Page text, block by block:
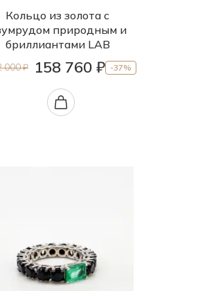
Кольцо из золота с
природным и
бриллиантами LAB
000 ₽ 158 760 ₽ -37%